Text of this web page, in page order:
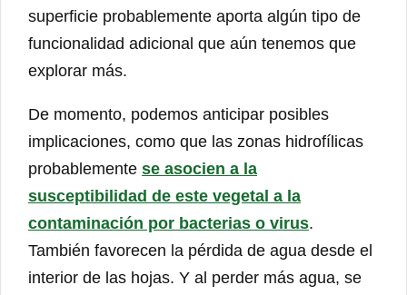
superficie probablemente aporta algún tipo de
funcionalidad adicional que aún tenemos que
explorar más.
De momento, podemos anticipar posibles
implicaciones, como que las zonas hidrofílicas
probablemente se asocien a la
susceptibilidad de este vegetal a la
contaminación por bacterias o virus.
También favorecen la pérdida de agua desde el
interior de las hojas. Y al perder más agua, se